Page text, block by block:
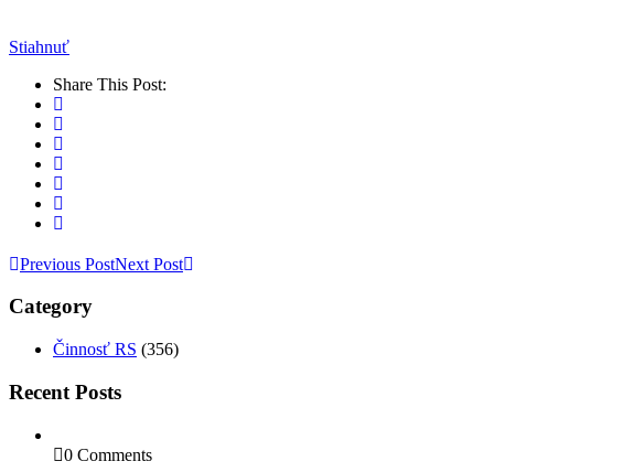
Stiahnuť
Share This Post:
Previous PostNext Post
Category
Činnosť RS (356)
Recent Posts
0 Comments